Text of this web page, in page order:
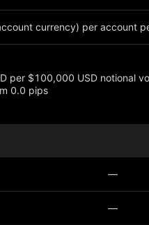
currency) per account
per $100,000 USD notional
0.0 pips
—
—